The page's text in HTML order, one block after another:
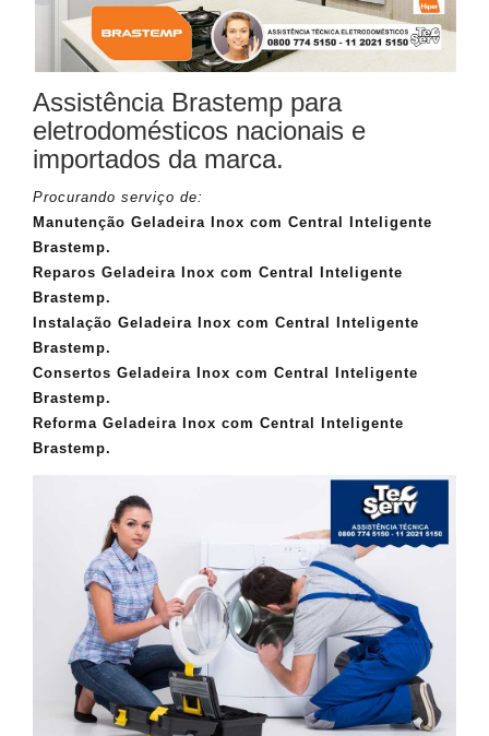
Assistência Brastemp para
eletrodomésticos nacionais e
importados da marca.
Procurando serviço de:
Manutenção Geladeira Inox com Central Inteligente
Brastemp.
Reparos Geladeira Inox com Central Inteligente
Brastemp.
Instalação Geladeira Inox com Central Inteligente
Brastemp.
Consertos Geladeira Inox com Central Inteligente
Brastemp.
Reforma Geladeira Inox com Central Inteligente
Brastemp.